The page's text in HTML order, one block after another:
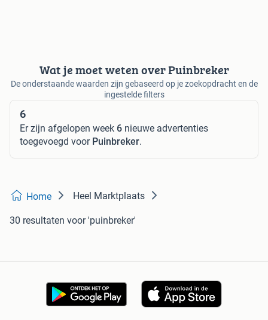
Wat je moet weten over Puinbreker
De onderstaande waarden zijn gebaseerd op je zoekopdracht en de
ingestelde filters
6
Er zijn afgelopen week 6 nieuwe advertenties
toegevoegd voor Puinbreker.
Home Heel Marktplaats
30 resultaten voor 'puinbreker'